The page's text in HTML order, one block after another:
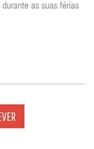
as suas férias